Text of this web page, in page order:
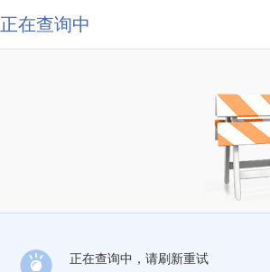
正在查询中
正在查询中，请刷新重试